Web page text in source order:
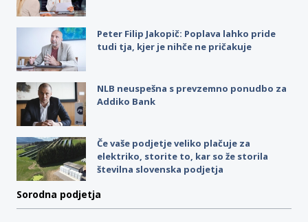
Peter Filip Jakopič: Poplava lahko pride
tudi tja, kjer je nihče ne pričakuje
NLB neuspešna s prevzemno ponudbo za
Addiko Bank
Če vaše podjetje veliko plačuje za
elektriko, storite to, kar so že storila
številna slovenska podjetja
Sorodna podjetja